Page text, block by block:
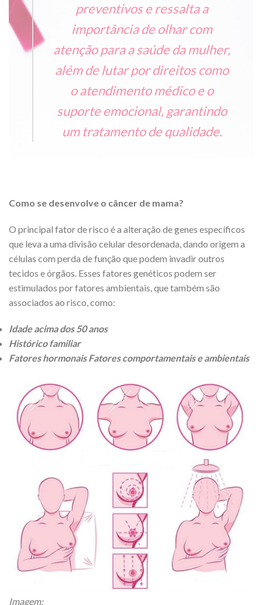
preventivos e ressalta a
importância de olhar com
atenção para a saúde da mulher,
além de lutar por direitos como
o atendimento médico e o
suporte emocional, garantindo
um tratamento de qualidade.
Como se desenvolve o câncer de mama?
O principal fator de risco é a alteração de genes específicos
que leva a uma divisão celular desordenada, dando origem a
células com perda de função que podem invadir outros
tecidos e órgãos. Esses fatores genéticos podem ser
estimulados por fatores ambientais, que também são
associados ao risco, como:
Idade acima dos 50 anos
Histórico familiar
Fatores hormonais Fatores comportamentais e ambientais
Imagem: